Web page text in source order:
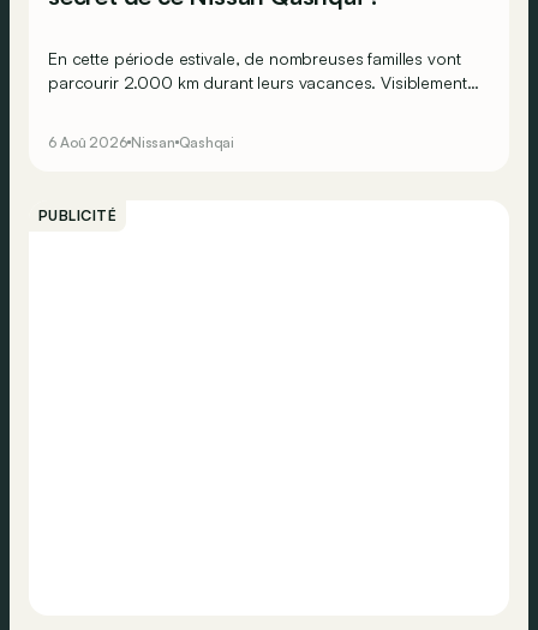
En cette période estivale, de nombreuses familles vont
parcourir 2.000 km durant leurs vacances. Visiblement,
chercher la moindre pompe à carburant, ni borne de
6 Aoû 2026 Nissan Qashqai
PUBLICITÉ